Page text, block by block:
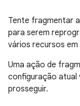
Tente fragmentar
para serem
vários recursos em
Uma ação de
configuração atual
prosseguir.